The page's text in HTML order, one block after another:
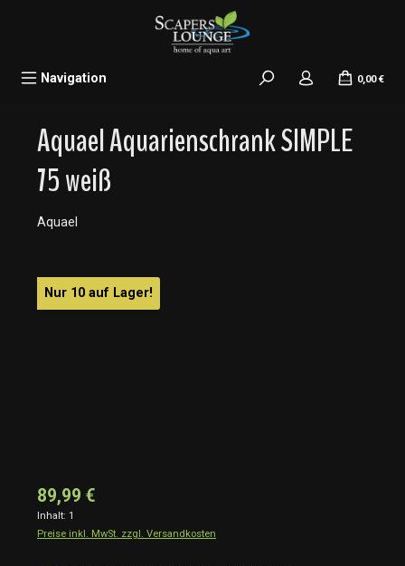
Navigation 0,00 €
Aquael Aquarienschrank SIMPLE
75 weiß
Aquael
Bildergalerie überspringen
Nur 10 auf Lager!
89,99 €
Inhalt: 1
Preise inkl. MwSt. zzgl. Versandkosten